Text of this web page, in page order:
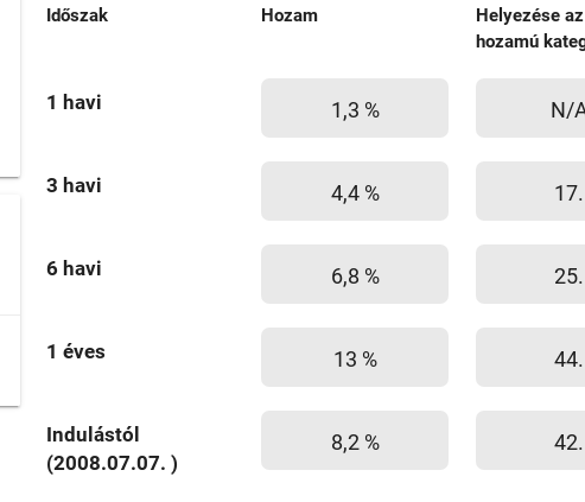
Időszak Hozam
Helyezése
hozamú
1 havi 1,3 % N/
3 havi 4,4 % 17.
6 havi 6,8 % 25.
1 éves 13 % 44.
Indulástól
(2008.07.07. )
8,2 % 42.